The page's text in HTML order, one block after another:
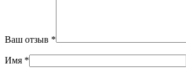
Ваш отзыв *
Имя *